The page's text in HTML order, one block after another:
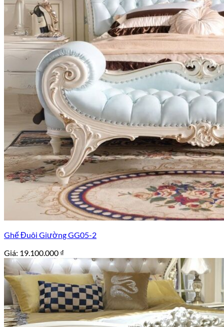
Ghế Đuôi Giường GG05-2
Giá: 19.100.000 ₫